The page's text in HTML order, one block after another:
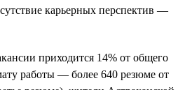
карьерных перспектив —
приходится 14% от общего
работы — более 640 резюме от